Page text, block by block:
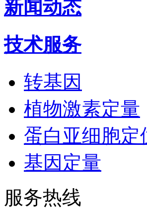
新闻动态
技术服务
转基因
植物激素定量
蛋白亚细胞定
基因定量
服务热线